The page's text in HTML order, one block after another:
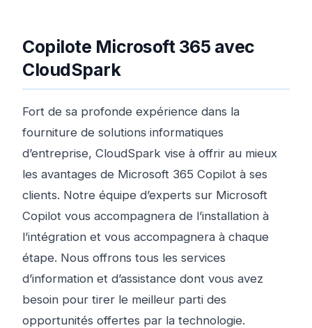
Copilote Microsoft 365 avec
CloudSpark
Fort de sa profonde expérience dans la
fourniture de solutions informatiques
d’entreprise, CloudSpark vise à offrir au mieux
les avantages de Microsoft 365 Copilot à ses
clients. Notre équipe d’experts sur Microsoft
Copilot vous accompagnera de l’installation à
l’intégration et vous accompagnera à chaque
étape. Nous offrons tous les services
d’information et d’assistance dont vous avez
besoin pour tirer le meilleur parti des
opportunités offertes par la technologie.